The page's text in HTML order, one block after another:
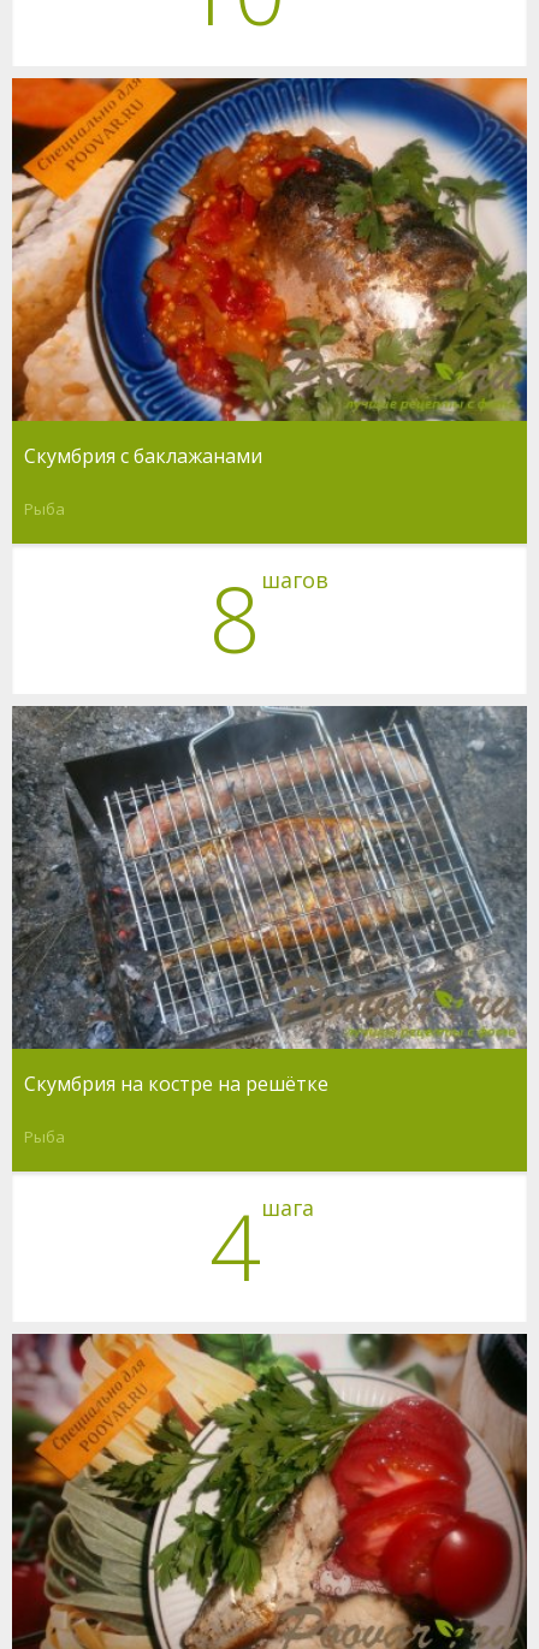
Скумбрия с баклажанами
Рыба
8 шагов
Скумбрия на костре на решётке
Рыба
4шага